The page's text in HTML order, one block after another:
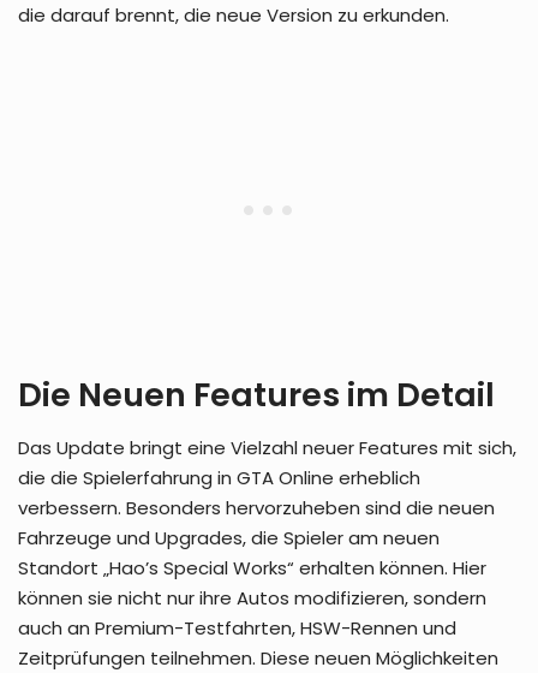
die darauf brennt, die neue Version zu erkunden.
Die Neuen Features im Detail
Das Update bringt eine Vielzahl neuer Features mit sich,
die die Spielerfahrung in GTA Online erheblich
verbessern. Besonders hervorzuheben sind die neuen
Fahrzeuge und Upgrades, die Spieler am neuen
Standort „Hao’s Special Works“ erhalten können. Hier
können sie nicht nur ihre Autos modifizieren, sondern
auch an Premium-Testfahrten, HSW-Rennen und
Zeitprüfungen teilnehmen. Diese neuen Möglichkeiten